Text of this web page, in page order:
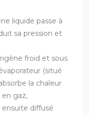
liquide passe à
sa pression et
froid et sous
(situé
la chaleur
en gaz,
ensuite diffusé